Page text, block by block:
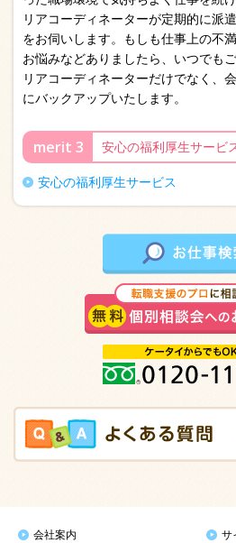
リアコーディネーターが定期的に派
をお伺いします。もしも仕事上の不
お悩みなどありましたら、いつでも
リアコーディネーターだけでなく、
にバックアップいたします。
merit 3 安心の福利厚生サービ
安心の福利厚生サービス
会社案内 サ